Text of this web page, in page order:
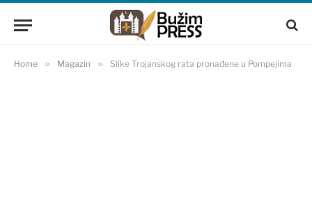
Home » Magazin » Slike Trojanskog rata pronađene u Pompejima